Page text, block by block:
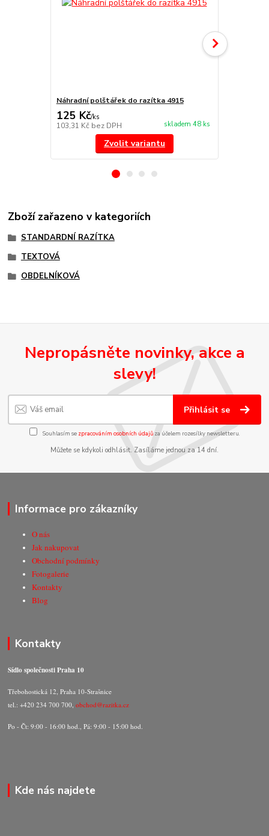
Náhradní polštářek do razítka 4915
125 Kč/ks
103,31 Kč bez DPH skladem 48 ks
Zvolit variantu
Zboží zařazeno v kategoriích
STANDARDNÍ RAZÍTKA
TEXTOVÁ
OBDELNÍKOVÁ
Nepropásněte novinky, akce a
slevy!
Přihlásit se
Souhlasím se zpracováním osobních údajůza účelem rozesílky newsletteru.
Můžete se kdykoli odhlásit. Zasíláme jednou za 14 dní.
Informace pro zákazníky
O nás
Jak nakupovat
Obchodní podmínky
Fotogalerie
Kontakty
Blog
Kontakty
Sídlo společnosti Praha 10
Třebohostická 12, Praha 10-Strašnice
tel.: +420 234 700 700,obchod@razitka.cz
Po - Čt: 9:00 - 16:00 hod., Pá: 9:00 - 15:00 hod.
Kde nás najdete